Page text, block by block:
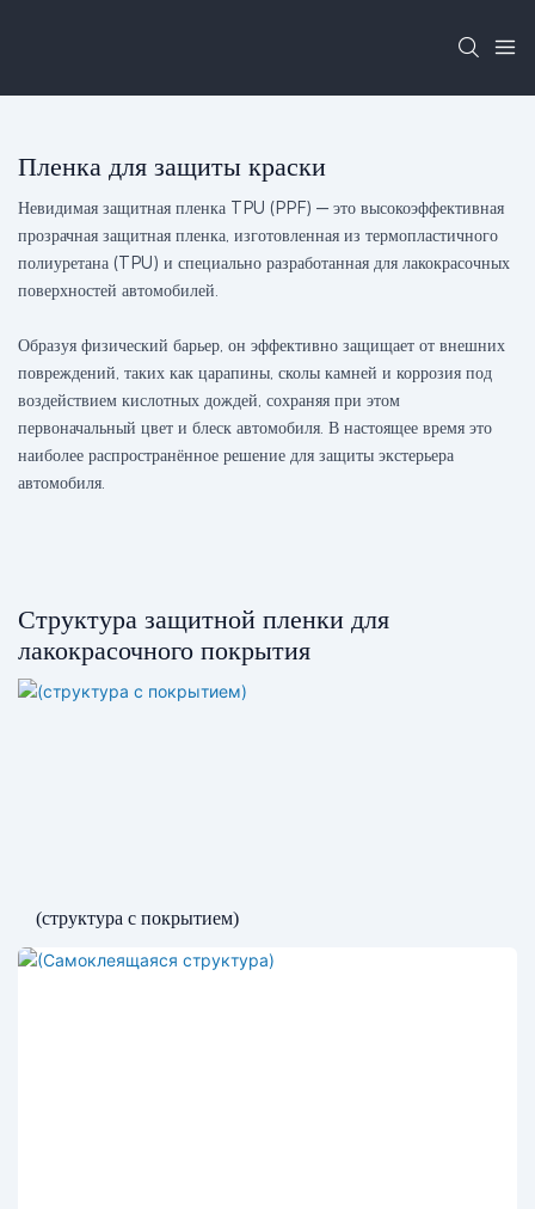
Пленка для защиты краски
Невидимая защитная пленка TPU (PPF) — это высокоэффективная
прозрачная защитная пленка, изготовленная из термопластичного
полиуретана (TPU) и специально разработанная для лакокрасочных
поверхностей автомобилей.
Образуя физический барьер, он эффективно защищает от внешних
повреждений, таких как царапины, сколы камней и коррозия под
воздействием кислотных дождей, сохраняя при этом
первоначальный цвет и блеск автомобиля. В настоящее время это
наиболее распространённое решение для защиты экстерьера
автомобиля.
Структура защитной пленки для
лакокрасочного покрытия
(структура с покрытием)